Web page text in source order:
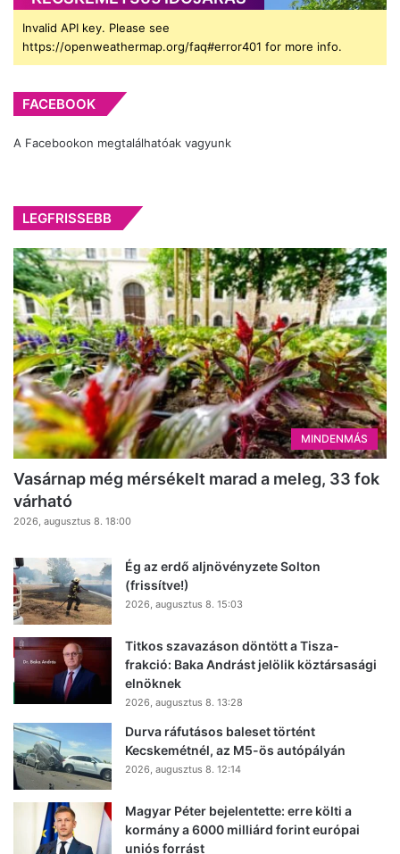
Invalid API key. Please see
https://openweathermap.org/faq#error401 for more info.
FACEBOOK
A Facebookon megtalálhatóak vagyunk
LEGFRISSEBB
MINDENMÁS
Vasárnap még mérsékelt marad a meleg, 33 fok
várható
2026, augusztus 8. 18:00
Ég az erdő aljnövényzete Solton
(frissítve!)
2026, augusztus 8. 15:03
Titkos szavazáson döntött a Tisza-
frakció: Baka Andrást jelölik köztársasági
elnöknek
2026, augusztus 8. 13:28
Durva ráfutásos baleset történt
Kecskemétnél, az M5-ös autópályán
2026, augusztus 8. 12:14
Magyar Péter bejelentette: erre költi a
kormány a 6000 milliárd forint európai
uniós forrást